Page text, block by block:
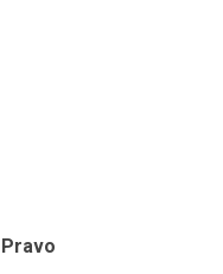
Pravo